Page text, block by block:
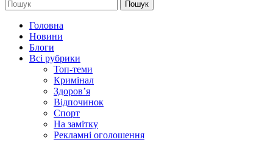
Головна
Новини
Блоги
Всі рубрики
Топ-теми
Кримінал
Здоров’я
Відпочинок
Спорт
На замітку
Рекламні оголошення